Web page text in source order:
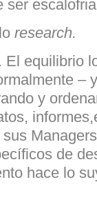
ser
research.
El equilibrio
–
y
de
hace lo